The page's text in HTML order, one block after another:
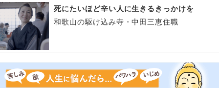
死にたいほど辛い人に生きるきっかけを
和歌山の駆け込み寺・中田三恵住職